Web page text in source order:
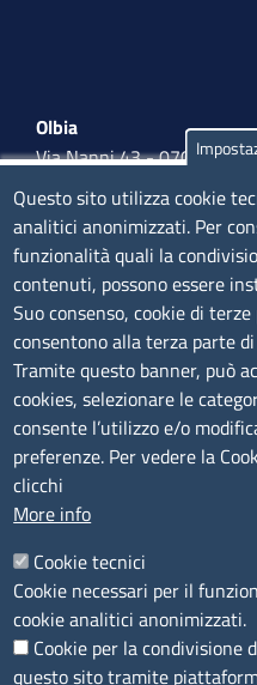
Olbia
Via Nanni 43 - 07026
Tel. 0789 66122 | 0789
mail:
lunedì al venerdì: 9,00 -
- 17,00
CONTATTI
Camera di Commercio,
Agricoltura di Sassari
PEC
P.IVA01047570906
Codice Fiscale
Codice Univoco per le
LINK UTILI
Questo sito utilizza cookie
analitici anonimizzati. Per
funzionalità quali la
contenuti, possono essere
Suo consenso, cookie di
consentono alla terza parte
Tramite questo banner, può
cookies, selezionare le
consente l’utilizzo e/o
preferenze. Per vedere la
clicchi
More info
Cookie tecnici
Cookie necessari per il
cookie analitici anonimizzati.
Cookie per la condivisione
questo sito tramite